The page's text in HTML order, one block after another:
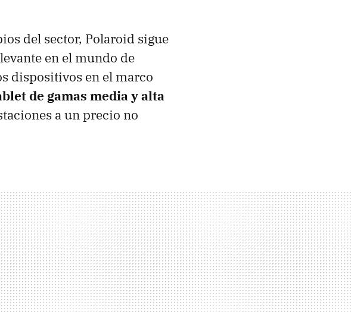
del sector, Polaroid sigue
en el mundo de
dispositivos en el marco
de gamas media y alta
a un precio no